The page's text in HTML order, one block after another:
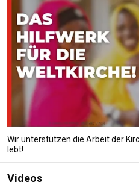
Wir unterstützen die Arbeit der
lebt!
Videos